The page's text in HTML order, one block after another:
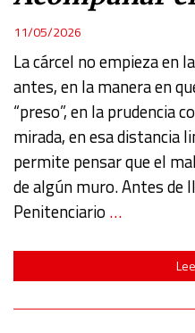
11/05/2026
La cárcel no empieza en
antes, en la manera en
“preso”, en la prudencia
mirada, en esa distancia
permite pensar que el
de algún muro. Antes de
Penitenciario …
Use profiles to select
Measure advertising
Measure content
Understand audiences
of data from different